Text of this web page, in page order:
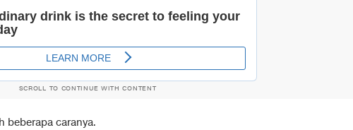
SCROLL TO CONTINUE WITH CONTENT
beberapa caranya.